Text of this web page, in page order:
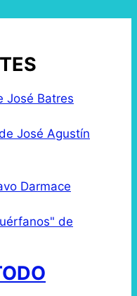
José Batres
José Agustín
Darmace
de